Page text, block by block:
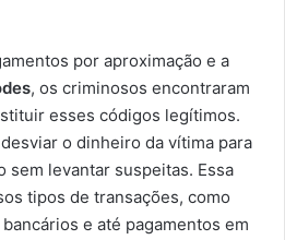
por aproximação e a
, os criminosos encontraram
esses códigos legítimos.
o dinheiro da vítima para
sem levantar suspeitas. Essa
tipos de transações, como
e até pagamentos em